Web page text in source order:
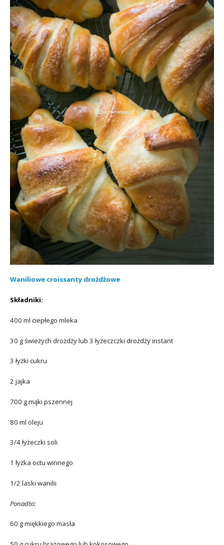
Waniliowe croissanty drożdżowe
Składniki:
400 ml ciepłego mleka
30 g świeżych drożdży lub 3 łyżeczczki drożdży instant
3 łyżki cukru
2 jajka
700 g mąki pszennej
80 ml oleju
3/4 łyżeczki soli
1 łyżka octu winnego
1/2 laski wanilii
Ponadto:
60 g miękkiego masła